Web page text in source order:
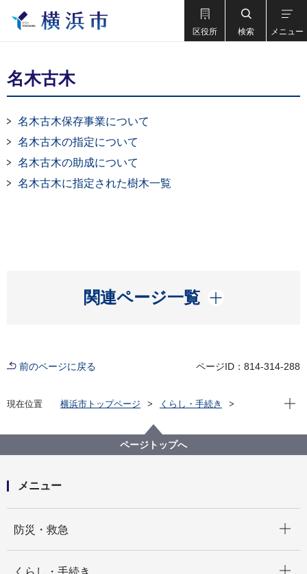
区役所 検索 メニュー
名木古木
名木古木保存事業について
名木古木の指定について
名木古木の助成について
名木古木に指定された樹木一覧
関連ページ一覧
開く
前のページに戻る ページID：814-314-288
現在位置 横浜市トップページ
くらし・手続き
横浜みどりアップ計画
計画の柱３「市民が実感できる緑や花をつくる」
名木古木
現在
ページトップへ
メニュー
防災・救急
くらし・手続き